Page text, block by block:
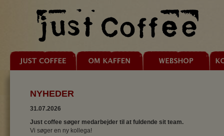
NYHEDER
31.07.2026
Just coffee søger medarbejder til at fuldende sit team.
Vi søger en ny kollega!